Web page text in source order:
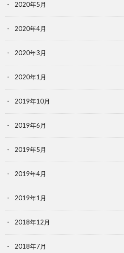
2020年5月
2020年4月
2020年3月
2020年1月
2019年10月
2019年6月
2019年5月
2019年4月
2019年1月
2018年12月
2018年7月